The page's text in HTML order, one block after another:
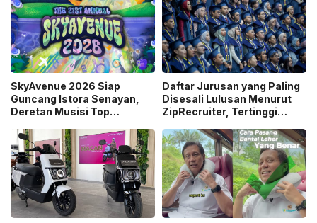
SkyAvenue 2026 Siap
Guncang Istora Senayan,
Deretan Musisi Top
dan Raisa Bakal Tampil
Daftar Jurusan yang Paling
Disesali Lulusan Menurut
ZipRecruiter, Tertinggi